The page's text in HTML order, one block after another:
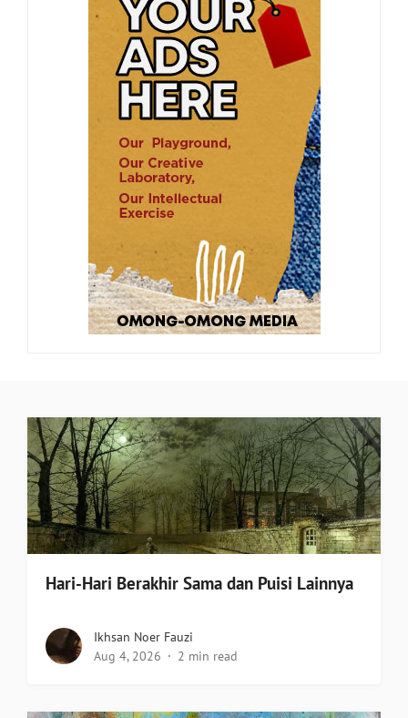
Hari-Hari Berakhir Sama dan Puisi Lainnya
Ikhsan Noer Fauzi
Aug 4, 2026
2 min read